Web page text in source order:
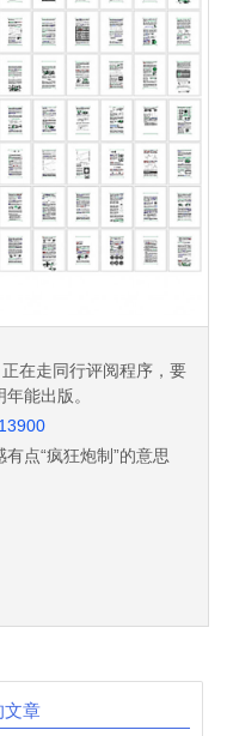
在走同行评阅程序，要
能出版。
点“疯狂炮制”的意思
文章